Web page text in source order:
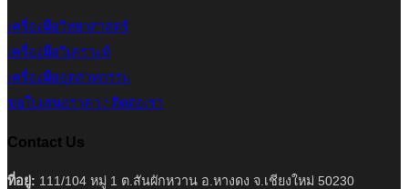
เครื่องมือวิทยาศาสตร์
เครื่องมือวิเคราะห์
เครื่องมืออุตสาหกรรม
ขอใบเสนอราคา / ติดต่อเรา
Contact Us
ที่อยู่: 111/104 หมู่ 1 ต.สันผักหวาน อ.หางดง จ.เชียงใหม่ 50230